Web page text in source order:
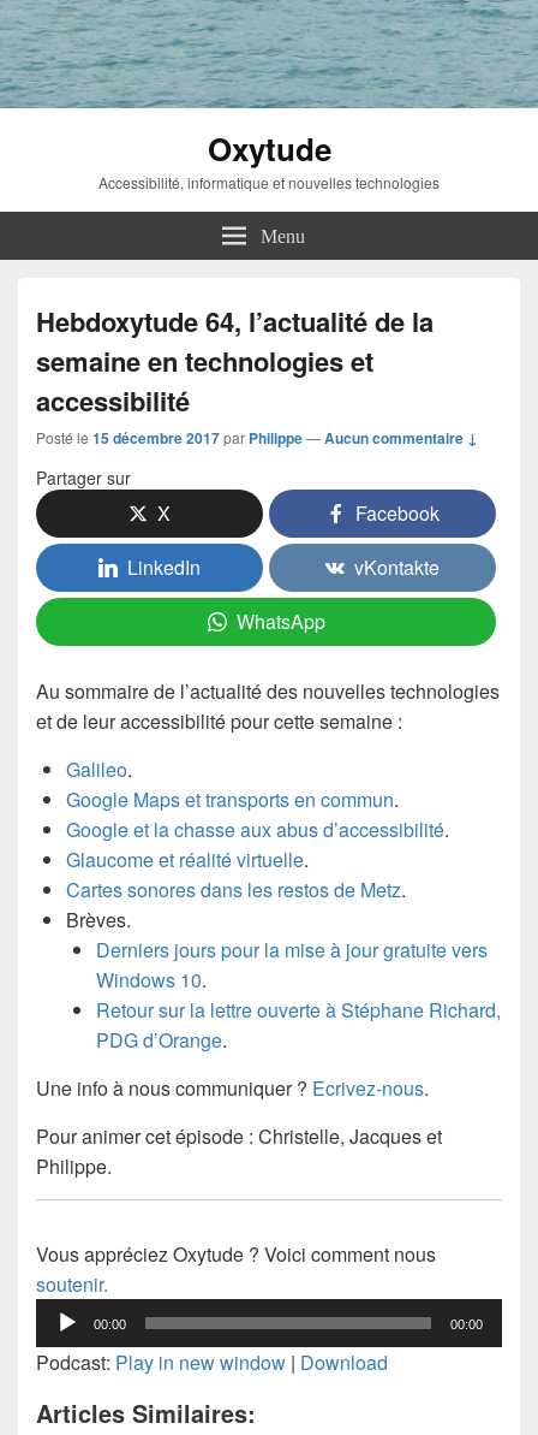
Oxytude
Accessibilité, informatique et nouvelles technologies
Menu
Hebdoxytude 64, l’actualité de la
semaine en technologies et
accessibilité
Posté le 15 décembre 2017par Philippe—Aucun commentaire ↓
Partager sur
X
Facebook
LinkedIn
vKontakte
WhatsApp
Au sommaire de l’actualité des nouvelles technologies
et de leur accessibilité pour cette semaine :
Galileo.
Google Maps et transports en commun.
Google et la chasse aux abus d’accessibilité.
Glaucome et réalité virtuelle.
Cartes sonores dans les restos de Metz.
Brèves.
Derniers jours pour la mise à jour gratuite vers
Windows 10.
Retour sur la lettre ouverte à Stéphane Richard,
PDG d’Orange.
Une info à nous communiquer ? Ecrivez-nous.
Pour animer cet épisode : Christelle, Jacques et
Philippe.
Vous appréciez Oxytude ? Voici comment nous
soutenir.
Lecteur
audio
00:00 00:00
Podcast: Play in new window | Download
Articles Similaires: